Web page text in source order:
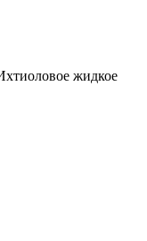
жидкое